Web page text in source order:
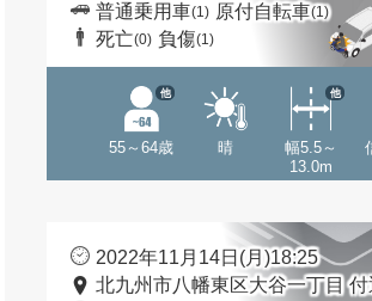
普通乗用車(1) 原付自転車(1)
死亡(0) 負傷(1)
55～64歳
他
晴
幅5.5～
13.0m
他
2022年11月14日(月)18:25
北九州市八幡東区大谷一丁目 付